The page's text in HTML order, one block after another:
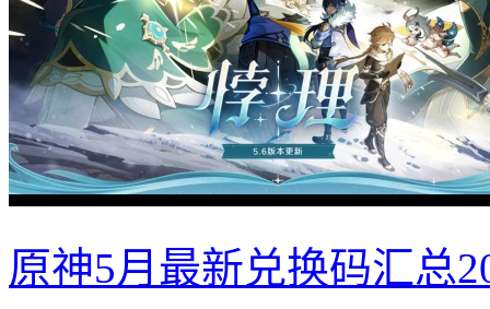
原神5月最新兑换码汇总